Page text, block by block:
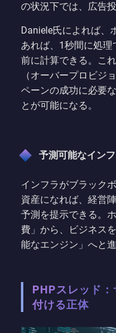
の状況下では、広告
Daniele氏によれば、
あれば、1秒間に処
前に計算できる。こ
（オーバープロビジ
ペーンの成功に必要
とが可能になる。
予測可能なイン
インフラがブラック
資産になれば、経営
予測を提示できる。
費」から、ビジネス
能なエンジン」へと進
PHPスレッド
付ける正体